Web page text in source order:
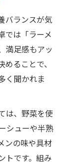
バランスが気
では「ラーメ
満足感もアッ
ることで、
く聞かれま
は、野菜を使
シューや半熟
ンの味や具材
トです。組み